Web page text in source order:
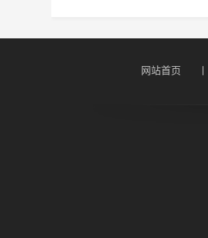
网站首页      丨